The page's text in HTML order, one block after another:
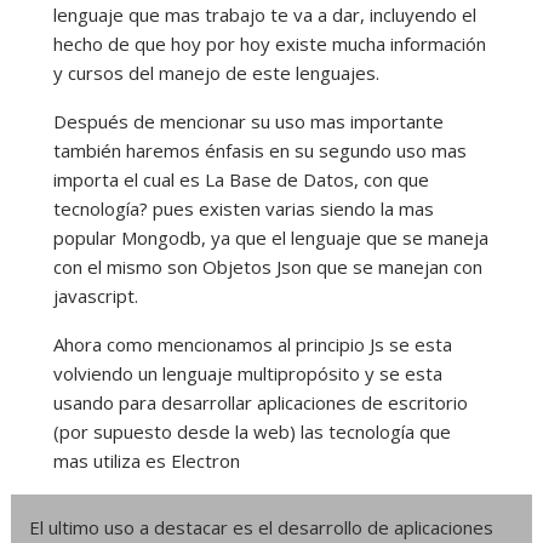
lenguaje que mas trabajo te va a dar, incluyendo el
hecho de que hoy por hoy existe mucha información
y cursos del manejo de este lenguajes.
Después de mencionar su uso mas importante
también haremos énfasis en su segundo uso mas
importa el cual es La Base de Datos, con que
tecnología? pues existen varias siendo la mas
popular Mongodb, ya que el lenguaje que se maneja
con el mismo son Objetos Json que se manejan con
javascript.
Ahora como mencionamos al principio Js se esta
volviendo un lenguaje multipropósito y se esta
usando para desarrollar aplicaciones de escritorio
(por supuesto desde la web) las tecnología que
mas utiliza es Electron
El ultimo uso a destacar es el desarrollo de aplicaciones